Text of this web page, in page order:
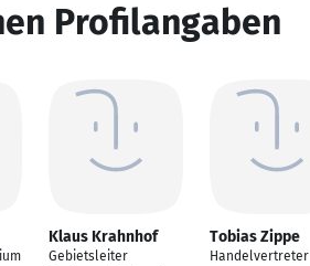
Profilangaben
Klaus Krahnhof
Gebietsleiter
Tobias Zippe
Handelvertreter